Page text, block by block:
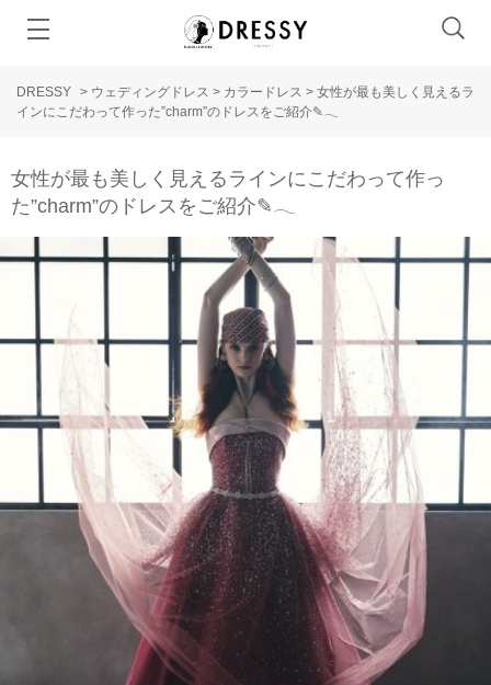
DRESSY > ウェディングドレス > カラードレス > 女性が最も美しく見えるラ
インにこだわって作った”charm”のドレスをご紹介✎𓂃
女性が最も美しく見えるラインにこだわって作っ
た”charm”のドレスをご紹介✎𓂃